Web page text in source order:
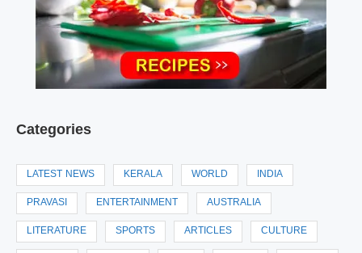
Categories
LATEST NEWS KERALA WORLD INDIA
PRAVASI ENTERTAINMENT AUSTRALIA
LITERATURE SPORTS ARTICLES CULTURE